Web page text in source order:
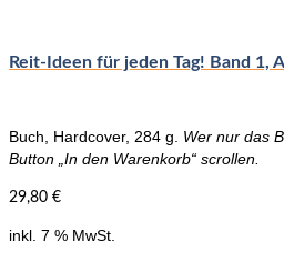
Reit-Ideen für jeden Tag! Band 1,
Buch, Hardcover, 284 g. Wer nur das
Button „In den Warenkorb“ scrollen.
29,80 €
inkl. 7 % MwSt.